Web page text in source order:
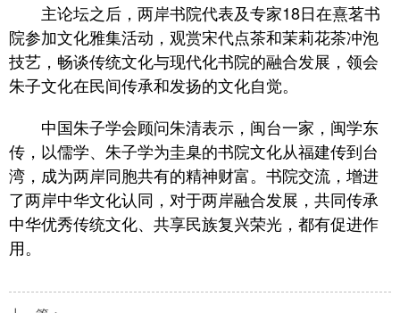
主论坛之后，两岸书院代表及专家18日在熹茗书
院参加文化雅集活动，观赏宋代点茶和茉莉花茶冲泡
技艺，畅谈传统文化与现代化书院的融合发展，领会
朱子文化在民间传承和发扬的文化自觉。
中国朱子学会顾问朱清表示，闽台一家，闽学东
传，以儒学、朱子学为圭臬的书院文化从福建传到台
湾，成为两岸同胞共有的精神财富。书院交流，增进
了两岸中华文化认同，对于两岸融合发展，共同传承
中华优秀传统文化、共享民族复兴荣光，都有促进作
用。